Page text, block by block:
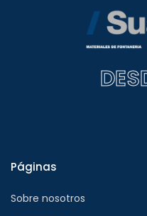
Páginas
Sobre nosotros